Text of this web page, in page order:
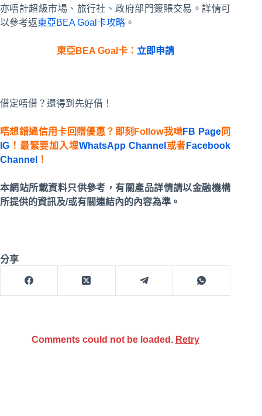
亦唔計超級市場、旅行社、政府部門簽賬交易。詳情可
以參考返東亞BEA Goal卡攻略 。
東亞BEA Goal卡： 立即申請
借定唔借？還得到先好借！
唔想錯過信用卡回贈優惠？即刻Follow我哋FB Page同
IG ！最緊要加入埋WhatsApp Channel 或者 Facebook
Channel
！
本網站所載資料只供參考，有關產品詳情請以金融機構
所提供的資訊及/或有關連結內的內容為準。
分享
Comments could not be loaded. Retry